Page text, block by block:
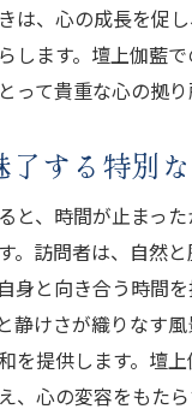
は、心の成長を促
します。壇上伽藍
って貴重な心の拠り
了する特別
と、時間が止まっ
。訪問者は、自然
身と向き合う時間
静けさが織りなす
を提供します。壇上
、心の変容をもた